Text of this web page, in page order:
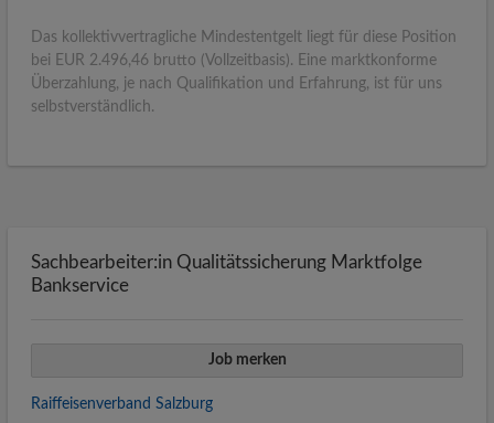
Das kollektivvertragliche Mindestentgelt liegt für diese Position
bei EUR 2.496,46 brutto (Vollzeitbasis). Eine marktkonforme
Überzahlung, je nach Qualifikation und Erfahrung, ist für uns
selbstverständlich.
Sachbearbeiter:in Qualitätssicherung Marktfolge
Bankservice
Job merken
Raiffeisenverband Salzburg